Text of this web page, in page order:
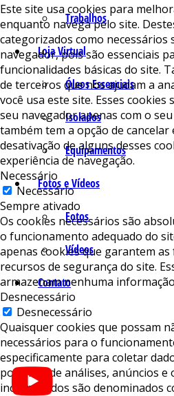
Trabalhos
Loja Virtual
Óleos Essenciais
Isolados
Equipamentos
Fotos e Vídeos
Fotos
Vídeos
Contato
Este site usa cookies para
enquanto navega pelo site.
categorizados como necessários
navegador, pois são essenciais
funcionalidades básicas do site.
de terceiros que nos ajudam a
você usa este site. Esses cookies
seu navegador apenas com o
também tem a opção de cancelar
desativação de alguns desses
experiência de navegação.
Necessário
Necessário
Sempre ativado
Os cookies necessários são
o funcionamento adequado do
apenas cookies que garantem
recursos de segurança do site.
armazenam nenhuma
Desnecessário
Desnecessário
Quaisquer cookies que possam
necessários para o
especificamente para coletar
por meio de análises, anúncios
incorporados são denominados